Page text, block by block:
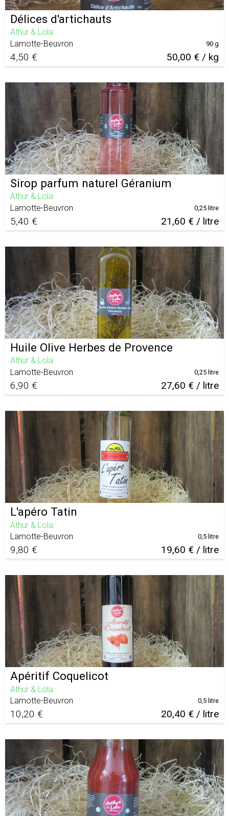
Délices d'artichauts
Athur & Lola
Lamotte-Beuvron
4,50 € 50,00 € / kg
90 g
Sirop parfum naturel Géranium
Athur & Lola
Lamotte-Beuvron
5,40 € 21,60 € / litre
0,25 litre
Huile Olive Herbes de Provence
Athur & Lola
Lamotte-Beuvron
6,90 € 27,60 € / litre
0,25 litre
L'apéro Tatin
Athur & Lola
Lamotte-Beuvron
9,80 € 19,60 € / litre
0,5 litre
Apéritif Coquelicot
Athur & Lola
Lamotte-Beuvron
10,20 € 20,40 € / litre
0,5 litre